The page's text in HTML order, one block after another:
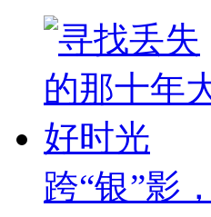
跨“银”影